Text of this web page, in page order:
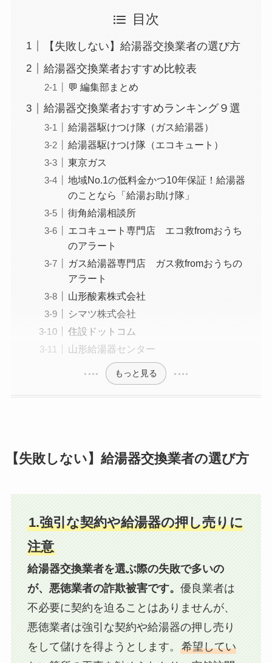
目次
【失敗しない】給湯器交換業者の選び方
給湯器交換業者おすすめ比較表
💬 編集部まとめ
給湯器交換業者おすすめランキング９選
給湯器駆けつけ隊（ガス給湯器）
給湯器駆けつけ隊（エコキュート）
東京ガス
地域No.1の低料金かつ10年保証！給湯器
のことなら「給湯お助け隊」
街角給湯相談所
エコキュート専門店 エコ救fromおうち
のアラート
ガス給湯器専門店 ガス救fromおうちの
アラート
山形酸素株式会社
シマツ株式会社
住設ドットコム
山形給湯器センター
もっと見る
【失敗しない】給湯器交換業者の選び方
1.強引な契約や給湯器の押し売りに
注意
給湯器交換業者を選ぶ際の失敗で多いの
が、悪徳業者の詐欺被害です。 優良業者は
不必要に契約を迫ることはありませんが、
悪徳業者は強引な契約や給湯器の押し売り
をして儲けを得ようとします。 希望してい